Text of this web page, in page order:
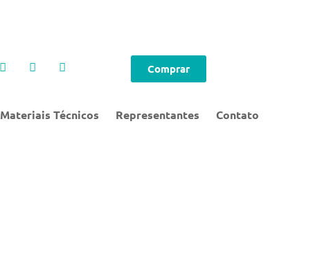
Comprar
Materiais Técnicos Representantes Contato